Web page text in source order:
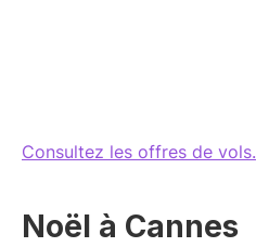
Consultez les offres de vols.
Noël à Cannes